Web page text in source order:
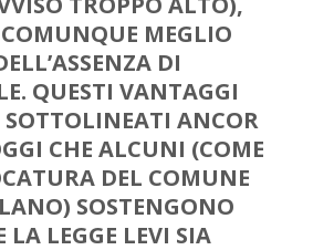
MEGLIO
DI
QUESTI VANTAGGI
ANCOR
CHE ALCUNI (COME
DEL COMUNE
) SOSTENGONO
LA LEGGE LEVI SIA